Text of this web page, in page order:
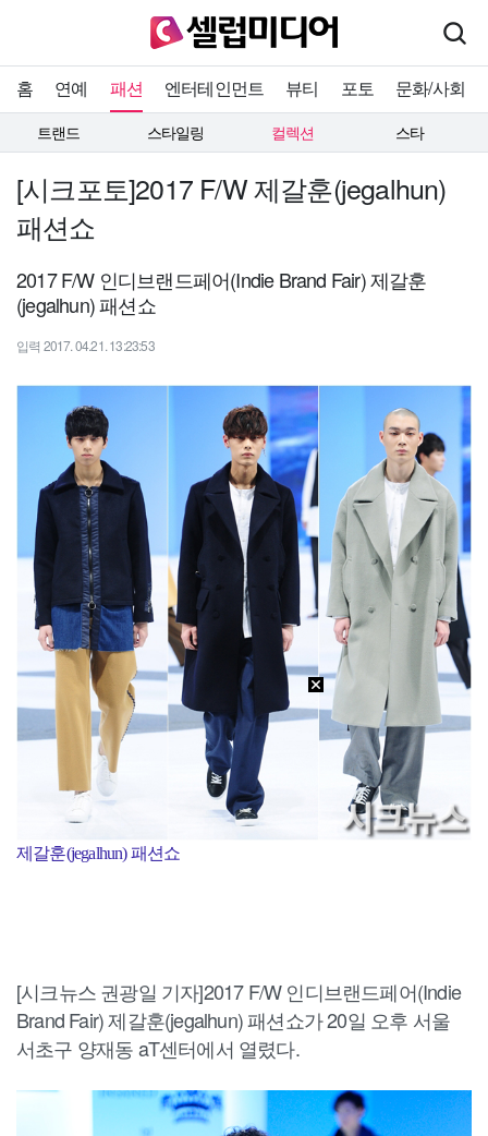
홈 연예 패션 엔터테인먼트 뷰티 포토 문화/사회
트랜드 스타일링 컬렉션 스타
[시크포토]2017 F/W 제갈훈(jegalhun)
패션쇼
2017 F/W 인디브랜드페어(Indie Brand Fair) 제갈훈
(jegalhun) 패션쇼
입력 2017. 04.21. 13:23:53
제갈훈(jegalhun) 패션쇼
[시크뉴스 권광일 기자]2017 F/W 인디브랜드페어(Indie
Brand Fair) 제갈훈(jegalhun) 패션쇼가 20일 오후 서울
서초구 양재동 aT센터에서 열렸다.